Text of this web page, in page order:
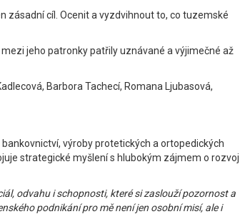
zásadní cíl. Ocenit a vyzdvihnout to, co tuzemské
jeho patronky patřily uznávané a výjimečné až
Barbora Tachecí, Romana Ljubasová,
výroby protetických a ortopedických
strategické myšlení s hlubokým zájmem o rozvoj
odvahu i schopnosti, které si zaslouží pozornost a
podnikání pro mě není jen osobní misí, ale i